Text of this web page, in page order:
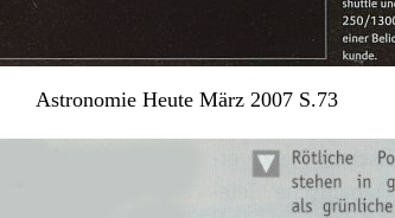
Astronomie Heute März 2007 S.73